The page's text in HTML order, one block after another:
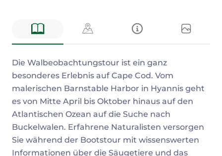
Beschreibung
Die Walbeobachtungstour ist ein ganz
besonderes Erlebnis auf Cape Cod. Vom
malerischen Barnstable Harbor in Hyannis geht
es von Mitte April bis Oktober hinaus auf den
Atlantischen Ozean auf die Suche nach
Buckelwalen. Erfahrene Naturalisten versorgen
Sie während der Bootstour mit wissenswerten
Informationen über die Säugetiere und das